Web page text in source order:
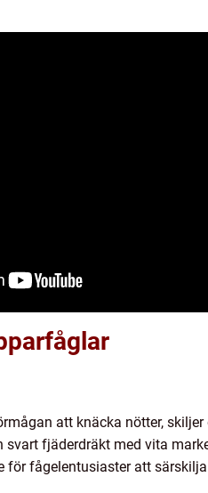
att knäcka nötter,
fjäderdräkt med vita
för fågelentusiaster att